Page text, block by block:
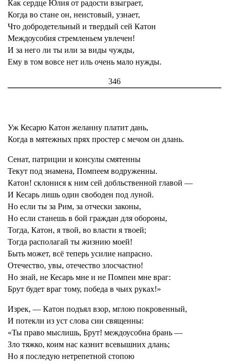
Как сердце Юлия от радости взыграет,
Когда во стане он, неистовый, узнает,
Что добродетельный и твердый сей Катон
Междоусобия стремленьем увлечен!
И за него ли ты или за виды чужды,
Ему в том вовсе нет иль очень мало нужды.
346
Уж Кесарю Катон желанну платит дань,
Когда в мятежных прях простер с мечом он длань.
Сенат, патриции и консулы смятенны
Текут под знамена, Помпеем водруженны.
Катон! склонися к ним сей добльственной главой —
И Кесарь лишь один свободен под луной.
Но если ты за Рим, за отчески законы,
Но если станешь в бой граждан для обороны,
Тогда, Катон, я твой, во власти я твоей;
Тогда располагай ты жизнию моей!
Быть может, всё теперь усилие напрасно.
Отечество, увы, отечество злосчастно!
Но знай, не Кесарь мне и не Помпеи мне враг:
Брут будет враг тому, победа в чьих руках!»
Изрек, — Катон подъял взор, мглою покровенный,
И потекли из уст слова сии священны:
«Ты право мыслишь, Брут! междоусобна брань —
Зло тяжко, коим нас казнит всевышних длань;
Но я последую нетрепетной стопою